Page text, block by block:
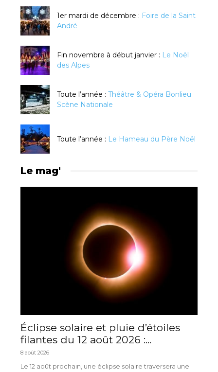
1er mardi de décembre : Foire de la Saint
André
Fin novembre à début janvier : Le Noël
des Alpes
Toute l’année : Théâtre & Opéra Bonlieu
Scène Nationale
Toute l’année : Le Hameau du Père Noël
Le mag'
Éclipse solaire et pluie d’étoiles
filantes du 12 août 2026 :...
8 août 2026
Le 12 août prochain, une éclipse solaire traversera une